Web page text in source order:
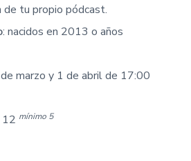
de tu propio pódcast.
: nacidos en 2013 o años
marzo y 1 de abril de 17:00
12 mínimo 5